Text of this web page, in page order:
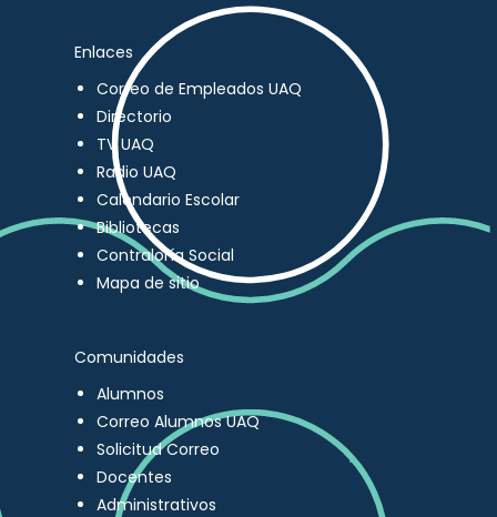
Enlaces
Correo de Empleados UAQ
Directorio
TV UAQ
Radio UAQ
Calendario Escolar
Bibliotecas
Contraloría Social
Mapa de sitio
Comunidades
Alumnos
Correo Alumnos UAQ
Solicitud Correo
Docentes
Administrativos